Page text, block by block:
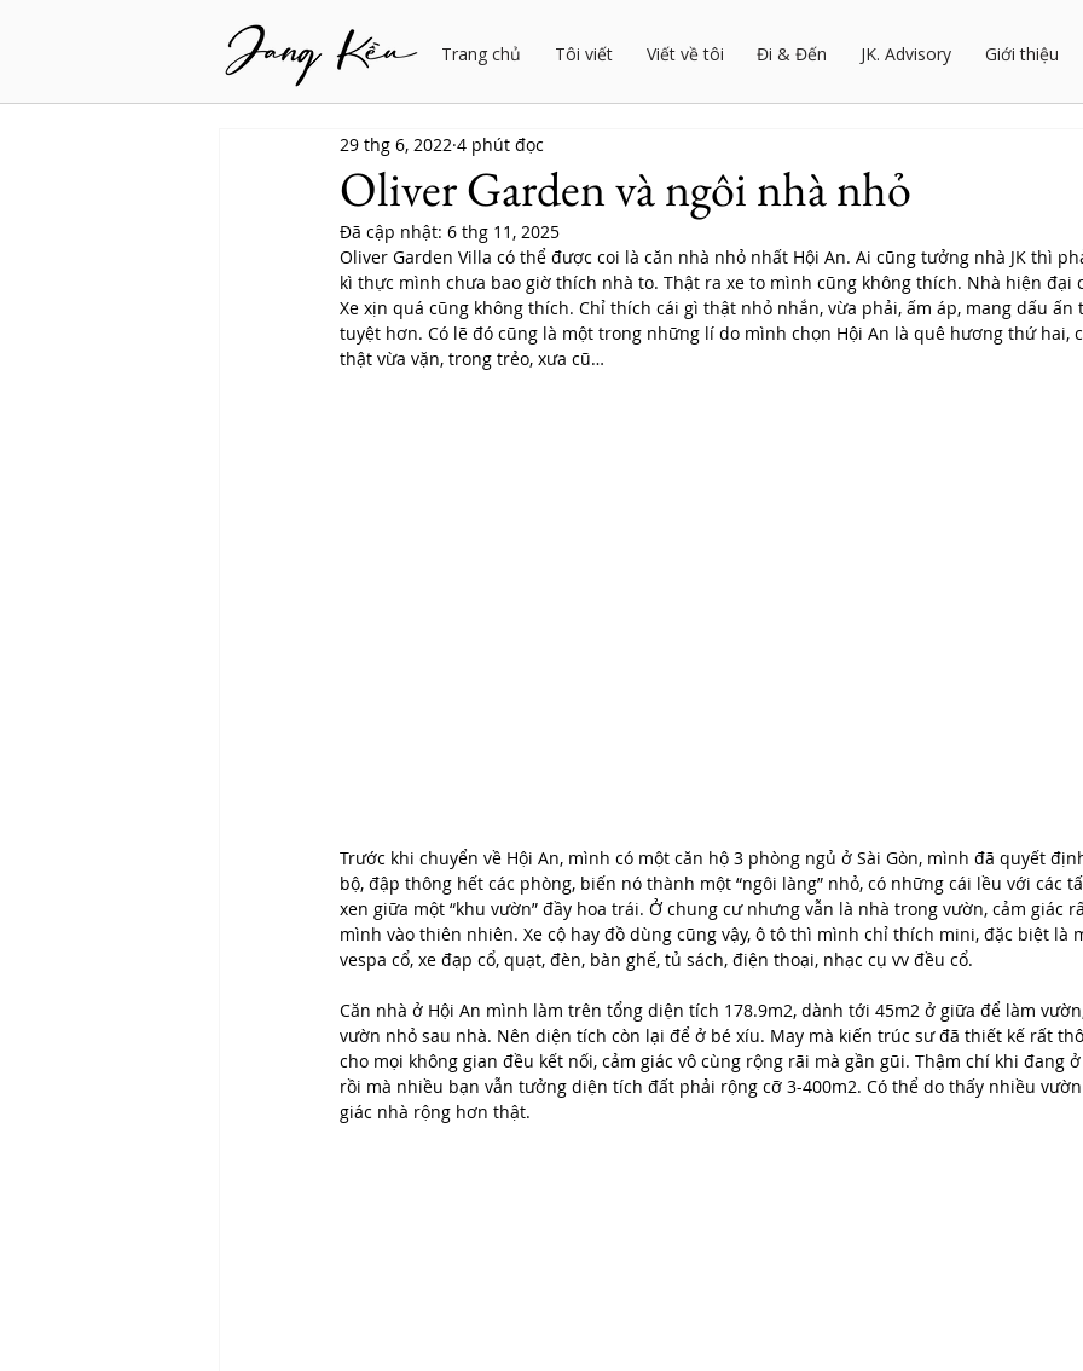
Trang chủ Tôi viết Viết về tôi Đi & Đến JK. Advisory Giới thiệu
Oliver Garden và ngôi nhà nhỏ
29 thg 6, 2022 4 phút đọc
Đã cập nhật: 6 thg 11, 2025
Oliver Garden Villa có thể được coi là căn nhà nhỏ nhất Hội An. Ai cũng tưởng nhà JK thì
kì thực mình chưa bao giờ thích nhà to. Thật ra xe to mình cũng không thích. Nhà hiện đại
Xe xịn quá cũng không thích. Chỉ thích cái gì thật nhỏ nhắn, vừa phải, ấm áp, mang dấu
tuyệt hơn. Có lẽ đó cũng là một trong những lí do mình chọn Hội An là quê hương thứ hai,
thật vừa vặn, trong trẻo, xưa cũ…
Trước khi chuyển về Hội An, mình có một căn hộ 3 phòng ngủ ở Sài Gòn, mình đã quyết
bộ, đập thông hết các phòng, biến nó thành một “ngôi làng” nhỏ, có những cái lều với các
xen giữa một “khu vườn” đầy hoa trái. Ở chung cư nhưng vẫn là nhà trong vườn, cảm giác
mình vào thiên nhiên. Xe cộ hay đồ dùng cũng vậy, ô tô thì mình chỉ thích mini, đặc biệt là
vespa cổ, xe đạp cổ, quạt, đèn, bàn ghế, tủ sách, điện thoại, nhạc cụ vv đều cổ.
Căn nhà ở Hội An mình làm trên tổng diện tích 178.9m2, dành tới 45m2 ở giữa để làm
vườn nhỏ sau nhà. Nên diện tích còn lại để ở bé xíu. May mà kiến trúc sư đã thiết kế rất
cho mọi không gian đều kết nối, cảm giác vô cùng rộng rãi mà gần gũi. Thậm chí khi đang
rồi mà nhiều bạn vẫn tưởng diện tích đất phải rộng cỡ 3-400m2. Có thể do thấy nhiều
giác nhà rộng hơn thật.